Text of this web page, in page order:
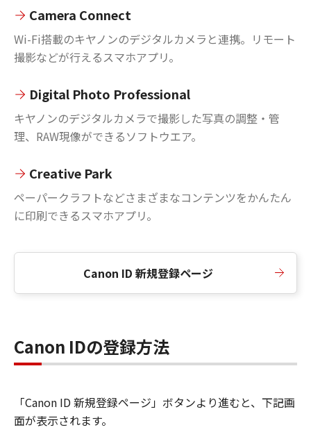
Camera Connect
Wi-Fi搭載のキヤノンのデジタルカメラと連携。リモート
撮影などが行えるスマホアプリ。
Digital Photo Professional
キヤノンのデジタルカメラで撮影した写真の調整・管
理、RAW現像ができるソフトウエア。
Creative Park
ペーパークラフトなどさまざまなコンテンツをかんたん
に印刷できるスマホアプリ。
Canon ID 新規登録ページ
Canon IDの登録方法
「Canon ID 新規登録ページ」ボタンより進むと、下記画
面が表示されます。